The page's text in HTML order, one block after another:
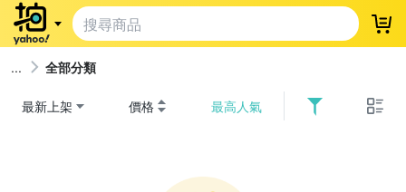
登
全部分類
最新上架 價格 最高人氣